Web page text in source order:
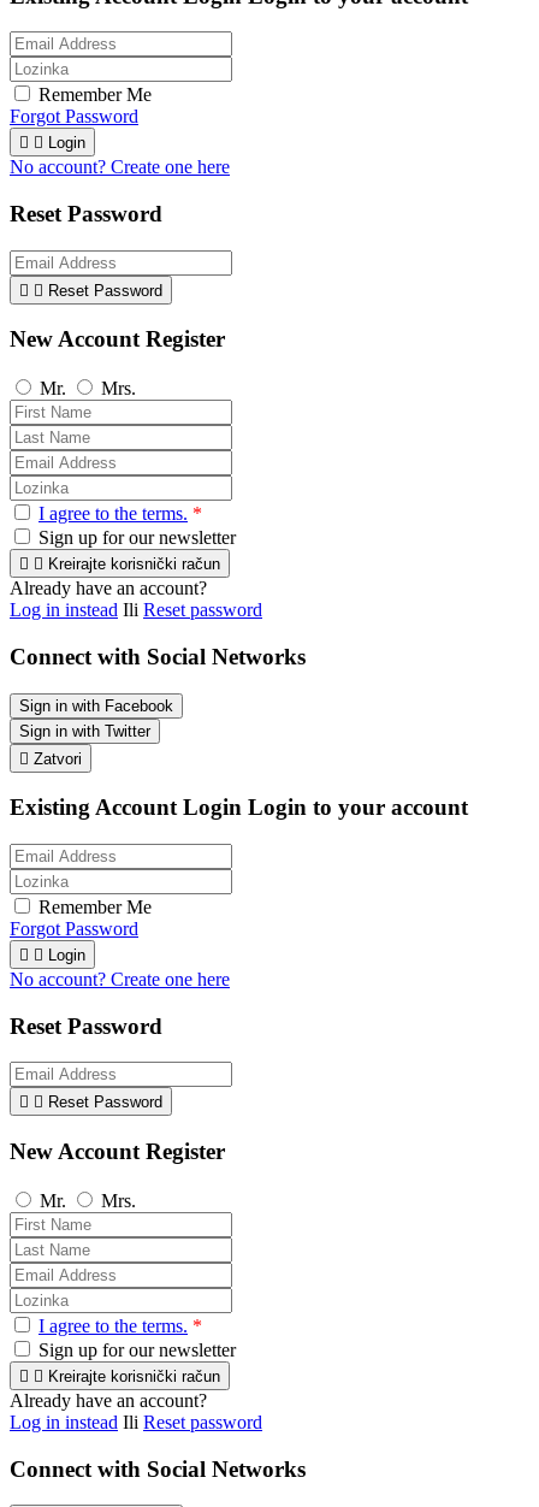
Remember Me
Forgot Password
  Login
No account? Create one here
Reset Password
  Reset Password
New Account Register
Mr. Mrs.
I agree to the terms. *
Sign up for our newsletter
  Kreirajte korisnički račun
Already have an account?
Log in instead Ili Reset password
Connect with Social Networks
Sign in with Facebook
Sign in with Twitter
 Zatvori
Existing Account Login Login to your account
Remember Me
Forgot Password
  Login
No account? Create one here
Reset Password
  Reset Password
New Account Register
Mr. Mrs.
I agree to the terms. *
Sign up for our newsletter
  Kreirajte korisnički račun
Already have an account?
Log in instead Ili Reset password
Connect with Social Networks